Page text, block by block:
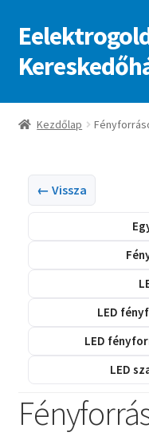
Ugrás
a
navigációhoz
Kilépés
a
tartalomba
Kezdőlap
Adatvédelmi irányelvek
Kezdőlap
← Vissza
LED
LED
LED